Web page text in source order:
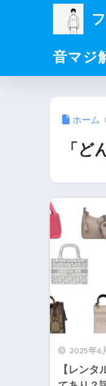
音マジ
ホーム
「ど
2025年6
【レン